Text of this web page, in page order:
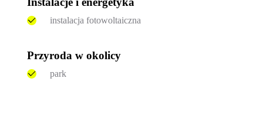
instalacja fotowoltaiczna
Przyroda w okolicy
park